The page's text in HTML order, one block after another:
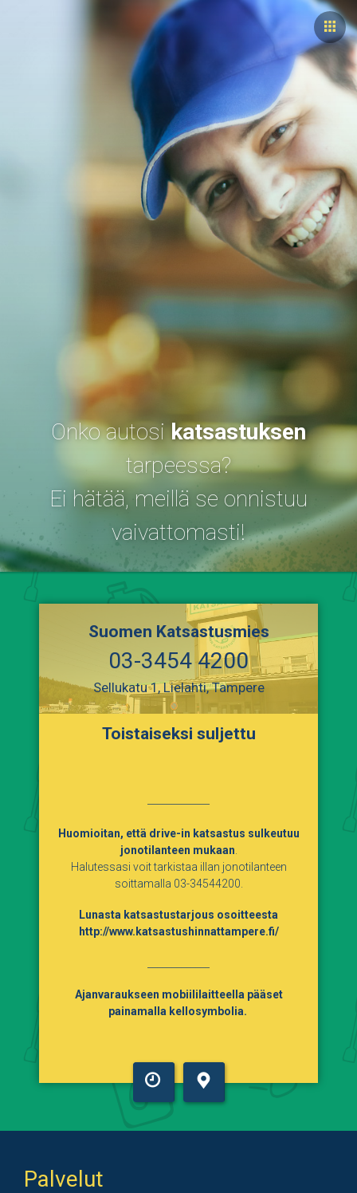
Onko autosikatsastuksen
tarpeessa?
Ei hätää, meillä se onnistuu
vaivattomasti!
Suomen Katsastusmies
03-3454 4200
Sellukatu 1, Lielahti, Tampere
Toistaiseksi suljettu
Huomioitan, että drive-in katsastus sulkeutuu
jonotilanteen mukaan
Halutessasi voit tarkistaa illan jonotilanteen
soittamalla 03-34544200.
Lunasta katsastustarjous osoitteesta
http://www.katsastushinnattampere.fi/
Ajanvaraukseen mobiililaitteella pääset
painamalla kellosymbolia.
VARAA KARTALLA
Palvelut
ASEMAT
PALVELUT
KATSASTUKSESTA
HINNAT